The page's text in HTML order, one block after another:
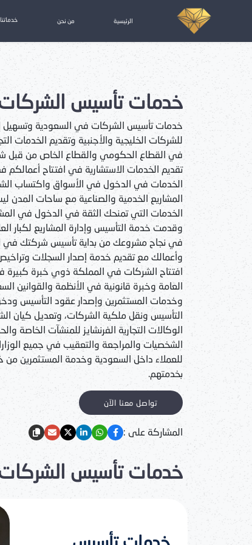
الرئيسية من نحن خدماتنا
خدمات تأسيس
خدمات تأسيس الشركات في السعودية وتسهيل
للشركات الخليجية والأجنبية وتقديم الخدمات
في القطاع الحكومي والقطاع الخاص من قبل
تقديم الخدمات الاستشارية في افتتاح
الخدمات في الدخول في الأسواق واكتساب
المشاريع الخدمية والصناعية مع ساحات المدن
الخدمات التي تمنحك الثقة في الدخول في
وقدمت خدمة التأسيس وإدارة المشاريع لكبار
في نجاح مشروعك من بداية تأسيس شركتك في
وأعمالك مع تقديم خدمة إصدار السجلات
افتتاح الشركات في المملكة ذوي خبرة كبيرة
العامة وخبرة قانونية في الأنظمة والقوانين
وخدمات المستثمرين وإصدار عقود التأسيس
التأسيس ونقل ملكية الشركات، وتعديل كيان
الوكالات التجارية الفرنشايز للمنشآت الخاصة
الشخصيات والمراجعة والتعقيب في جميع
للعملاء داخل السعودية وخدمة المستثمرين
بخدمتهم.
تواصل معنا الآن
المشاركة على :
خدمات تأسيس